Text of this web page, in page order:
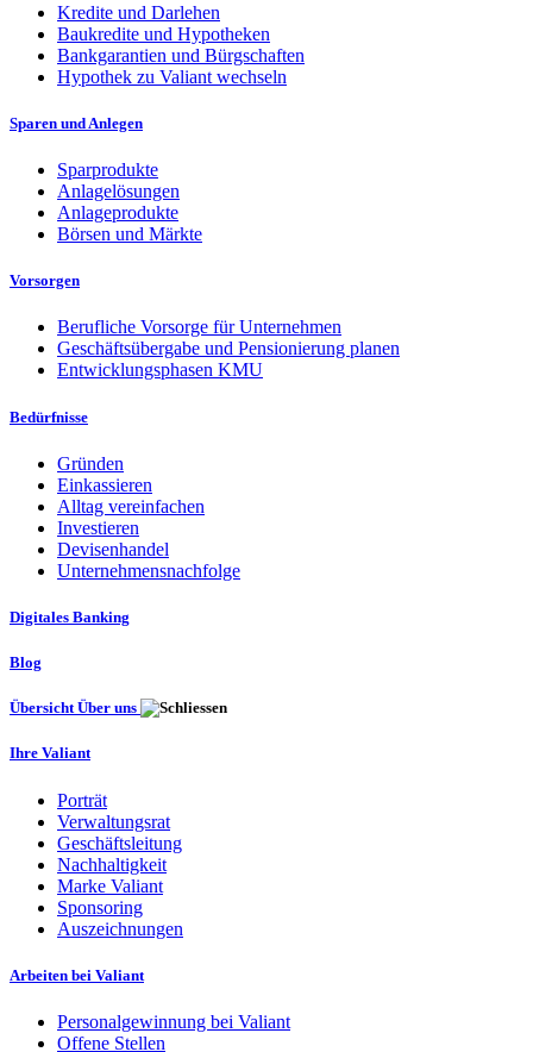
Kredite und Darlehen
Baukredite und Hypotheken
Bankgarantien und Bürgschaften
Hypothek zu Valiant wechseln
Sparen und Anlegen
Sparprodukte
Anlagelösungen
Anlageprodukte
Börsen und Märkte
Vorsorgen
Berufliche Vorsorge für Unternehmen
Geschäftsübergabe und Pensionierung planen
Entwicklungsphasen KMU
Bedürfnisse
Gründen
Einkassieren
Alltag vereinfachen
Investieren
Devisenhandel
Unternehmensnachfolge
Digitales Banking
Blog
Übersicht Über uns
Ihre Valiant
Porträt
Verwaltungsrat
Geschäftsleitung
Nachhaltigkeit
Marke Valiant
Sponsoring
Auszeichnungen
Arbeiten bei Valiant
Personalgewinnung bei Valiant
Offene Stellen